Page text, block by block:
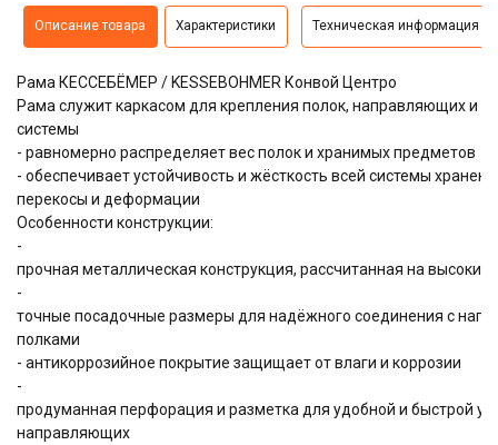
Описание товара Характеристики Техническая информация
Рама КЕССЕБЁМЕР / KESSEBOHMER Конвой Центро
Рама служит каркасом для крепления полок, направляющих и
системы
- равномерно распределяет вес полок и хранимых предметов
- обеспечивает устойчивость и жёсткость всей системы
перекосы и деформации
Особенности конструкции:
-
прочная металлическая конструкция, рассчитанная на высокие
-
точные посадочные размеры для надёжного соединения с
полками
- антикоррозийное покрытие защищает от влаги и коррозии
-
продуманная перфорация и разметка для удобной и быстрой
направляющих